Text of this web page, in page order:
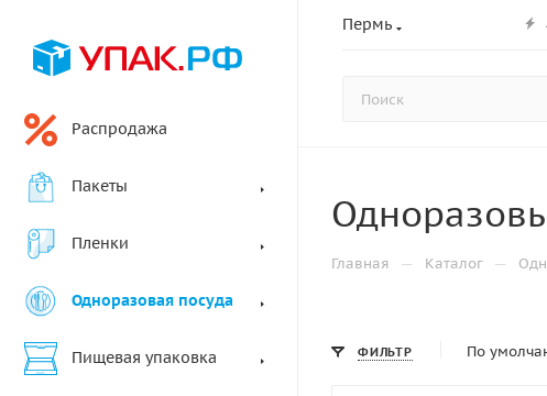
Пермь
Распродажа
Пакеты
Пленки
Одноразовая посуда
Пищевая упаковка
Главная — Каталог —
ФИЛЬТР По